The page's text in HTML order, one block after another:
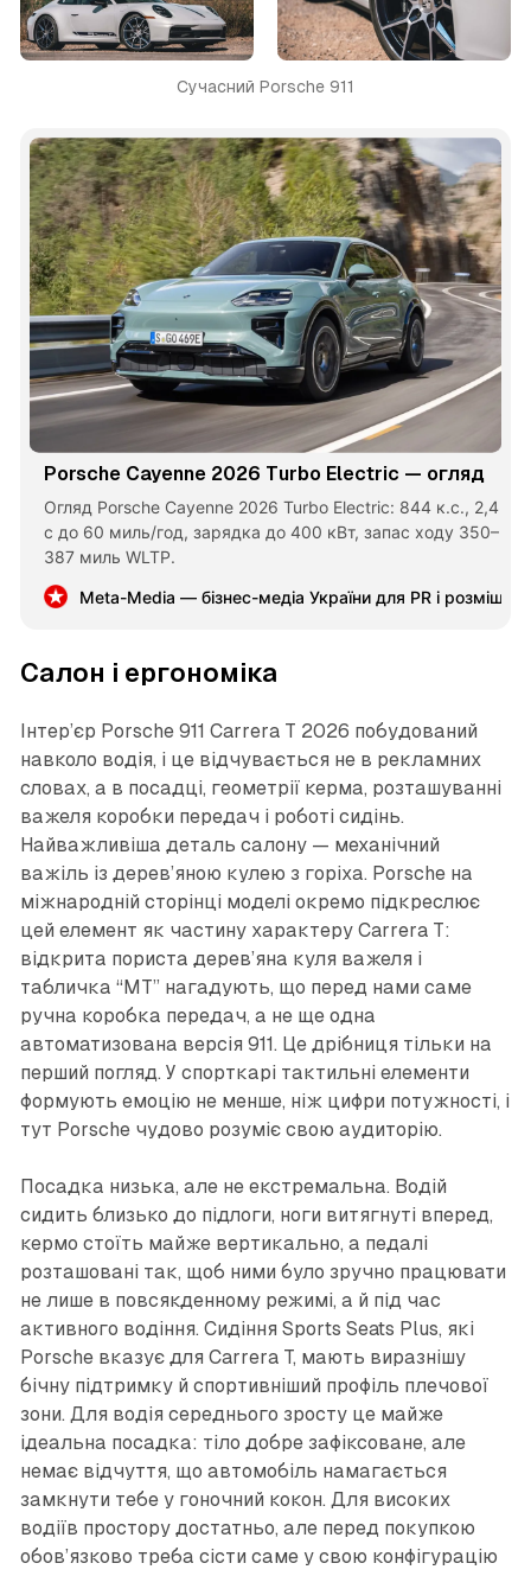
Сучасний Porsche 911
Porsche Cayenne 2026 Turbo Electric — огляд
Огляд Porsche Cayenne 2026 Turbo Electric: 844 к.с., 2,4
с до 60 миль/год, зарядка до 400 кВт, запас ходу 350–
387 миль WLTP.
Meta-Media — бізнес-медіа України для PR і
Салон і ергономіка
Інтер’єр Porsche 911 Carrera T 2026 побудований
навколо водія, і це відчувається не в рекламних
словах, а в посадці, геометрії керма, розташуванні
важеля коробки передач і роботі сидінь.
Найважливіша деталь салону — механічний
важіль із дерев’яною кулею з горіха. Porsche на
міжнародній сторінці моделі окремо підкреслює
цей елемент як частину характеру Carrera T:
відкрита пориста дерев’яна куля важеля і
табличка “MT” нагадують, що перед нами саме
ручна коробка передач, а не ще одна
автоматизована версія 911. Це дрібниця тільки на
перший погляд. У спорткарі тактильні елементи
формують емоцію не менше, ніж цифри потужності, і
тут Porsche чудово розуміє свою аудиторію.
Посадка низька, але не екстремальна. Водій
сидить близько до підлоги, ноги витягнуті вперед,
кермо стоїть майже вертикально, а педалі
розташовані так, щоб ними було зручно працювати
не лише в повсякденному режимі, а й під час
активного водіння. Сидіння Sports Seats Plus, які
Porsche вказує для Carrera T, мають виразнішу
бічну підтримку й спортивніший профіль плечової
зони. Для водія середнього зросту це майже
ідеальна посадка: тіло добре зафіксоване, але
немає відчуття, що автомобіль намагається
замкнути тебе у гоночний кокон. Для високих
водіїв простору достатньо, але перед покупкою
обов’язково треба сісти саме у свою конфігурацію